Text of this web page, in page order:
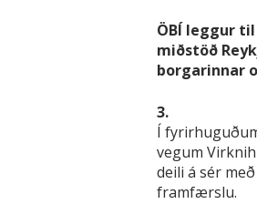
ÖBÍ leggur
miðstöð
borgarinnar
3.
Í
vegum
deili á sér
framfærslu.